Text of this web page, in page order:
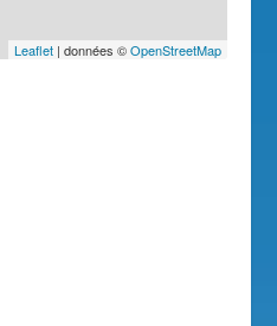
Leaflet| données ©OpenStreetMap